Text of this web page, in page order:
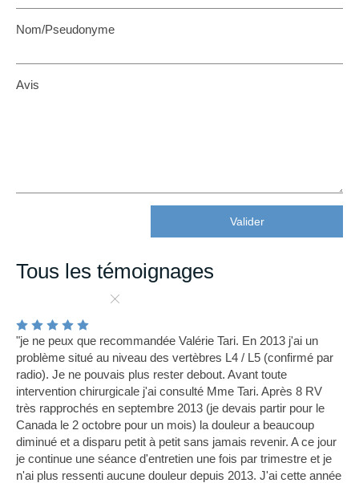
Nom/Pseudonyme
Avis
Valider
Tous les témoignages
"je ne peux que recommandée Valérie Tari. En 2013 j'ai un
problème situé au niveau des vertèbres L4 / L5 (confirmé par
radio). Je ne pouvais plus rester debout. Avant toute
intervention chirurgicale j'ai consulté Mme Tari. Après 8 RV
très rapprochés en septembre 2013 (je devais partir pour le
Canada le 2 octobre pour un mois) la douleur a beaucoup
diminué et a disparu petit à petit sans jamais revenir. A ce jour
je continue une séance d'entretien une fois par trimestre et je
n'ai plus ressenti aucune douleur depuis 2013. J'ai cette année